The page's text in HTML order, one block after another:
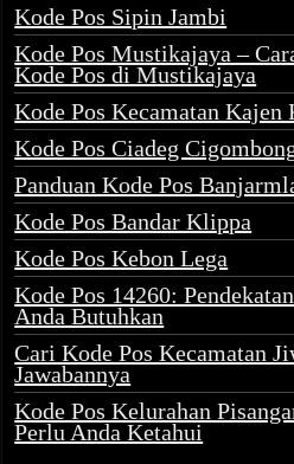
Kode Pos Sipin Jambi
Kode Pos Mustikajaya –
Kode Pos di Mustikajaya
Kode Pos Kecamatan Kajen
Kode Pos Ciadeg
Panduan Kode Pos
Kode Pos Bandar Klippa
Kode Pos Kebon Lega
Kode Pos 14260:
Anda Butuhkan
Cari Kode Pos Kecamatan
Jawabannya
Kode Pos Kelurahan
Perlu Anda Ketahui